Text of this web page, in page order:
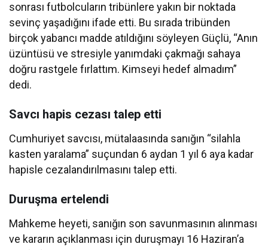
sonrası futbolcuların tribünlere yakın bir noktada
sevinç yaşadığını ifade etti. Bu sırada tribünden
birçok yabancı madde atıldığını söyleyen Güçlü, “Anın
üzüntüsü ve stresiyle yanımdaki çakmağı sahaya
doğru rastgele fırlattım. Kimseyi hedef almadım”
dedi.
Savcı hapis cezası talep etti
Cumhuriyet savcısı, mütalaasında sanığın “silahla
kasten yaralama” suçundan 6 aydan 1 yıl 6 aya kadar
hapisle cezalandırılmasını talep etti.
Duruşma ertelendi
Mahkeme heyeti, sanığın son savunmasının alınması
ve kararın açıklanması için duruşmayı 16 Haziran’a